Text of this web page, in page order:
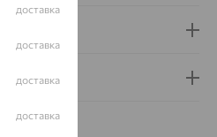
доставка
доставка
доставка
доставка